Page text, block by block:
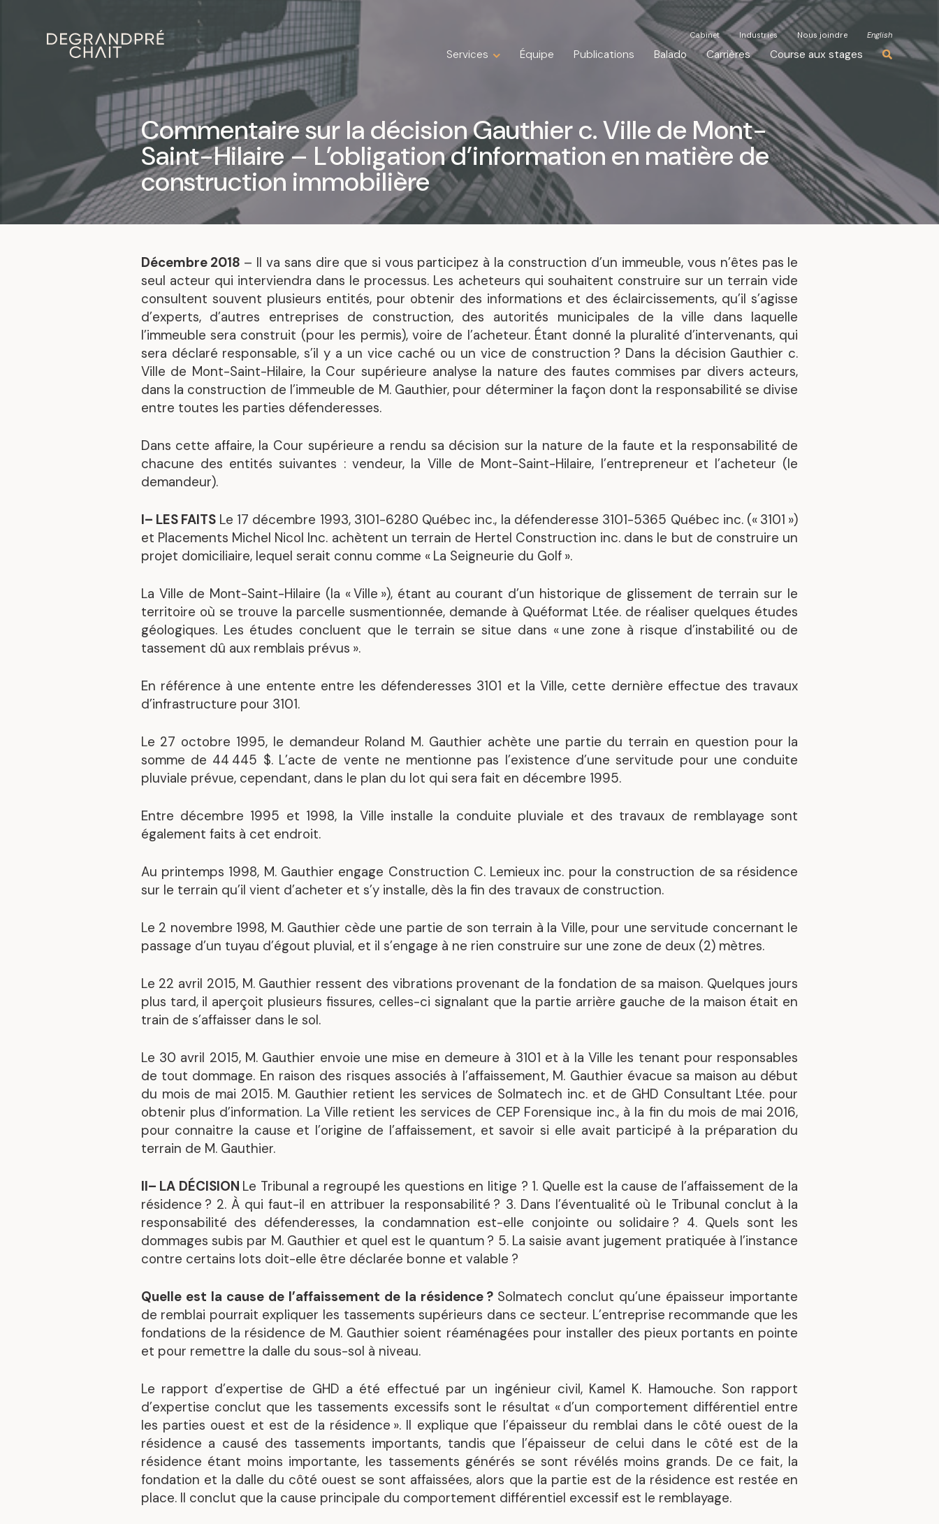
Cabinet Industries Nous joindre English
Services Équipe Publications Balado Carrières Course aux stages
Droit de la famille
Droit des affaires
Droit fiscal
Droit immobilier
Droit public immobilier
Droit successoral
liquidation
Litige
Mandats représentatifs Découvrez nos réalisations
Cabinet Industries Nous joindre English
Services Équipe Publications Balado Carrières Course aux stages
Commentaire sur la décision Gauthier c. Ville de Mont-
Saint-Hilaire – L’obligation d’information en matière de
construction immobilière
Décembre 2018 – Il va sans dire que si vous participez à la construction d’un immeuble, vous n’êtes pas le
seul acteur qui interviendra dans le processus. Les acheteurs qui souhaitent construire sur un terrain vide
consultent souvent plusieurs entités, pour obtenir des informations et des éclaircissements, qu’il s’agisse
d’experts, d’autres entreprises de construction, des autorités municipales de la ville dans laquelle
l’immeuble sera construit (pour les permis), voire de l’acheteur. Étant donné la pluralité d’intervenants, qui
sera déclaré responsable, s’il y a un vice caché ou un vice de construction ? Dans la décision Gauthier c.
Ville de Mont-Saint-Hilaire, la Cour supérieure analyse la nature des fautes commises par divers acteurs,
dans la construction de l’immeuble de M. Gauthier, pour déterminer la façon dont la responsabilité se divise
entre toutes les parties défenderesses.
Dans cette affaire, la Cour supérieure a rendu sa décision sur la nature de la faute et la responsabilité de
chacune des entités suivantes : vendeur, la Ville de Mont-Saint-Hilaire, l’entrepreneur et l’acheteur (le
demandeur).
I– LES FAITS Le 17 décembre 1993, 3101-6280 Québec inc., la défenderesse 3101-5365 Québec inc. (« 3101 »)
et Placements Michel Nicol Inc. achètent un terrain de Hertel Construction inc. dans le but de construire un
projet domiciliaire, lequel serait connu comme « La Seigneurie du Golf ».
La Ville de Mont-Saint-Hilaire (la « Ville »), étant au courant d’un historique de glissement de terrain sur le
territoire où se trouve la parcelle susmentionnée, demande à Quéformat Ltée. de réaliser quelques études
géologiques. Les études concluent que le terrain se situe dans « une zone à risque d’instabilité ou de
tassement dû aux remblais prévus ».
En référence à une entente entre les défenderesses 3101 et la Ville, cette dernière effectue des travaux
d’infrastructure pour 3101.
Le 27 octobre 1995, le demandeur Roland M. Gauthier achète une partie du terrain en question pour la
somme de 44 445 $. L’acte de vente ne mentionne pas l’existence d’une servitude pour une conduite
pluviale prévue, cependant, dans le plan du lot qui sera fait en décembre 1995.
Entre décembre 1995 et 1998, la Ville installe la conduite pluviale et des travaux de remblayage sont
également faits à cet endroit.
Au printemps 1998, M. Gauthier engage Construction C. Lemieux inc. pour la construction de sa résidence
sur le terrain qu’il vient d’acheter et s’y installe, dès la fin des travaux de construction.
Le 2 novembre 1998, M. Gauthier cède une partie de son terrain à la Ville, pour une servitude concernant le
passage d’un tuyau d’égout pluvial, et il s’engage à ne rien construire sur une zone de deux (2) mètres.
Le 22 avril 2015, M. Gauthier ressent des vibrations provenant de la fondation de sa maison. Quelques jours
plus tard, il aperçoit plusieurs fissures, celles-ci signalant que la partie arrière gauche de la maison était en
train de s’affaisser dans le sol.
Le 30 avril 2015, M. Gauthier envoie une mise en demeure à 3101 et à la Ville les tenant pour responsables
de tout dommage. En raison des risques associés à l’affaissement, M. Gauthier évacue sa maison au début
du mois de mai 2015. M. Gauthier retient les services de Solmatech inc. et de GHD Consultant Ltée. pour
obtenir plus d’information. La Ville retient les services de CEP Forensique inc., à la fin du mois de mai 2016,
pour connaitre la cause et l’origine de l’affaissement, et savoir si elle avait participé à la préparation du
terrain de M. Gauthier.
II– LA DÉCISION Le Tribunal a regroupé les questions en litige ? 1. Quelle est la cause de l’affaissement de la
résidence ? 2. À qui faut-il en attribuer la responsabilité ? 3. Dans l’éventualité où le Tribunal conclut à la
responsabilité des défenderesses, la condamnation est-elle conjointe ou solidaire ? 4. Quels sont les
dommages subis par M. Gauthier et quel est le quantum ? 5. La saisie avant jugement pratiquée à l’instance
contre certains lots doit-elle être déclarée bonne et valable ?
Quelle est la cause de l’affaissement de la résidence ? Solmatech conclut qu’une épaisseur importante
de remblai pourrait expliquer les tassements supérieurs dans ce secteur. L’entreprise recommande que les
fondations de la résidence de M. Gauthier soient réaménagées pour installer des pieux portants en pointe
et pour remettre la dalle du sous-sol à niveau.
Le rapport d’expertise de GHD a été effectué par un ingénieur civil, Kamel K. Hamouche. Son rapport
d’expertise conclut que les tassements excessifs sont le résultat « d’un comportement différentiel entre
les parties ouest et est de la résidence ». Il explique que l’épaisseur du remblai dans le côté ouest de la
résidence a causé des tassements importants, tandis que l’épaisseur de celui dans le côté est de la
résidence étant moins importante, les tassements générés se sont révélés moins grands. De ce fait, la
fondation et la dalle du côté ouest se sont affaissées, alors que la partie est de la résidence est restée en
place. Il conclut que la cause principale du comportement différentiel excessif est le remblayage.